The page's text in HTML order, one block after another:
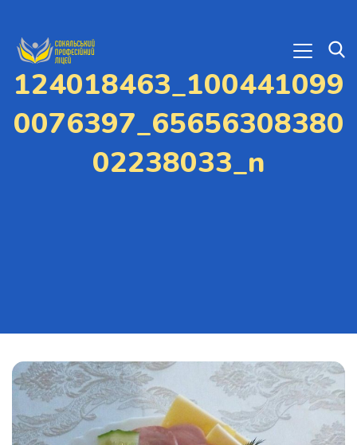
124018463_100441099
0076397_65656308380
02238033_n